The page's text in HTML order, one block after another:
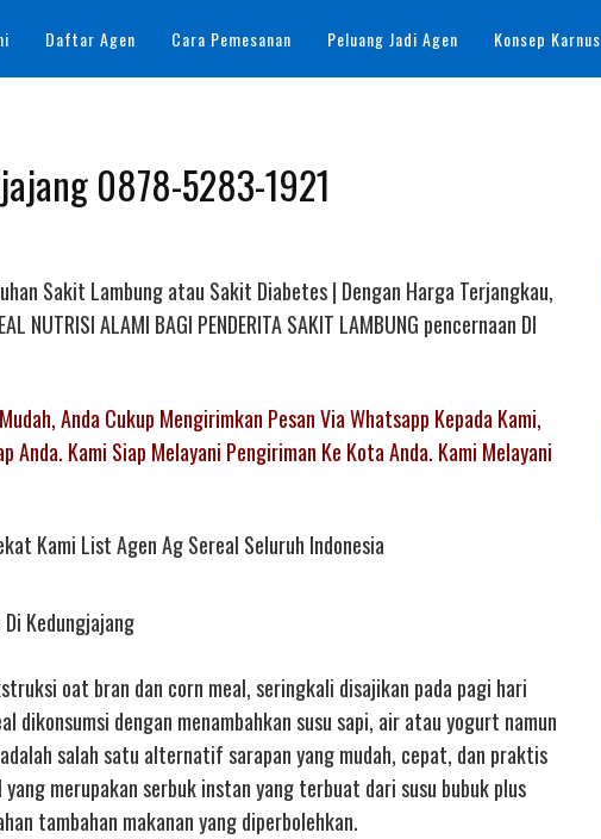
Daftar Agen Cara Pemesanan Peluang Jadi Agen Konsep Karnus
0878-5283-1921
Sakit Lambung atau Sakit Diabetes | Dengan Harga Terjangkau,
ALAMI BAGI PENDERITA SAKIT LAMBUNG pencernaan DI
Anda Cukup Mengirimkan Pesan Via Whatsapp Kepada Kami,
Anda. Kami Siap Melayani Pengiriman Ke Kota Anda. Kami Melayani
Kami List Agen Ag Sereal Seluruh Indonesia
Kedungjajang
oat bran dan corn meal, seringkali disajikan pada pagi hari
dengan menambahkan susu sapi, air atau yogurt namun
salah satu alternatif sarapan yang mudah, cepat, dan praktis
merupakan serbuk instan yang terbuat dari susu bubuk plus
tambahan makanan yang diperbolehkan.